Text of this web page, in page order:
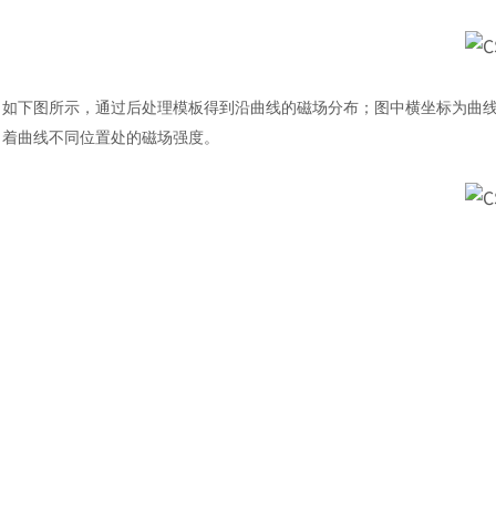
如下图所示，通过后处理模板得到沿曲线的磁场分布；图中横坐标为曲
着曲线不同位置处的磁场强度。